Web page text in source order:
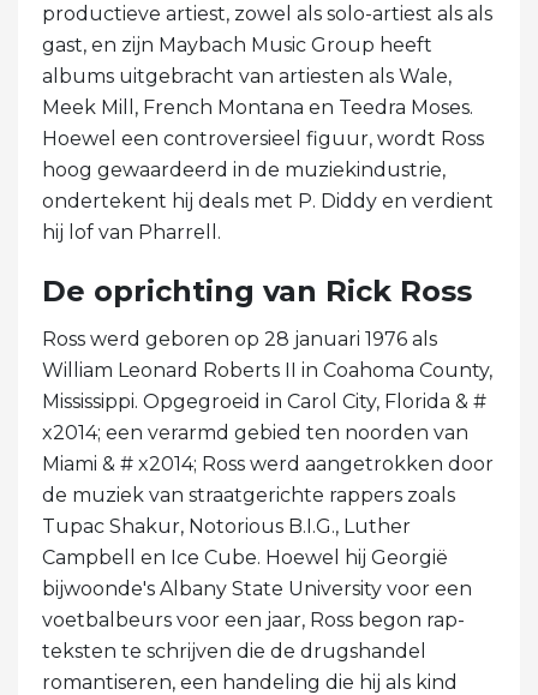
productieve artiest, zowel als solo-artiest als als
gast, en zijn Maybach Music Group heeft
albums uitgebracht van artiesten als Wale,
Meek Mill, French Montana en Teedra Moses.
Hoewel een controversieel figuur, wordt Ross
hoog gewaardeerd in de muziekindustrie,
ondertekent hij deals met P. Diddy en verdient
hij lof van Pharrell.
De oprichting van Rick Ross
Ross werd geboren op 28 januari 1976 als
William Leonard Roberts II in Coahoma County,
Mississippi. Opgegroeid in Carol City, Florida & #
x2014; een verarmd gebied ten noorden van
Miami & # x2014; Ross werd aangetrokken door
de muziek van straatgerichte rappers zoals
Tupac Shakur, Notorious B.I.G., Luther
Campbell en Ice Cube. Hoewel hij Georgië
bijwoonde's Albany State University voor een
voetbalbeurs voor een jaar, Ross begon rap-
teksten te schrijven die de drugshandel
romantiseren, een handeling die hij als kind